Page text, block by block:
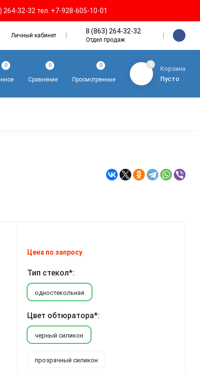
32-32 тел. +7-928-605-10-01
Личный кабинет
8 (863) 264-32-32
Отдел продаж
0
Сравнение
0
Просмотренные
0 0
Корзина
Пусто
Цена по запросу
Тип стекол*:
одностекольная
Цвет обтюратора*:
черный силикон
прозрачный силикон